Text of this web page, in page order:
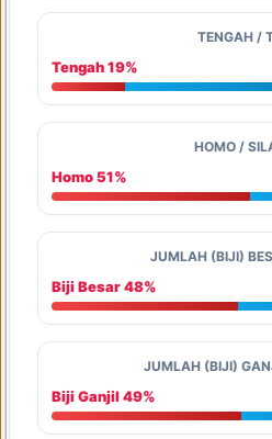
TENGAH /
Tengah 19%
HOMO /
Homo 51%
JUMLAH (BIJI)
Biji Besar 48%
JUMLAH (BIJI)
Biji Ganjil 49%